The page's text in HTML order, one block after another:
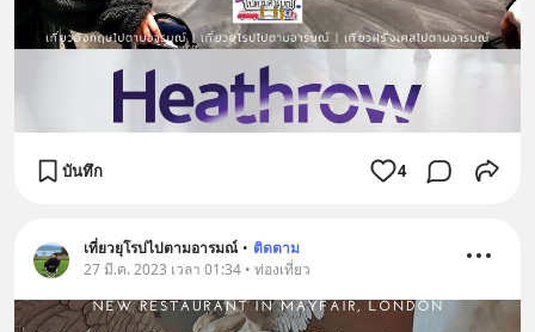
บันทึก 4
เที่ยวยุโรปไปตามอารมณ์ • ติดตาม
27 มี.ค. 2023 เวลา 01:34 • ท่องเที่ยว